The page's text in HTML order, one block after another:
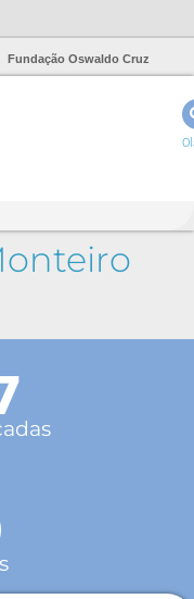
Fundação Oswaldo Cruz